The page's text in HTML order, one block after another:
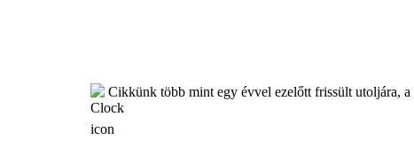
Cikkünk több mint egy évvel ezelőtt frissült utoljára,